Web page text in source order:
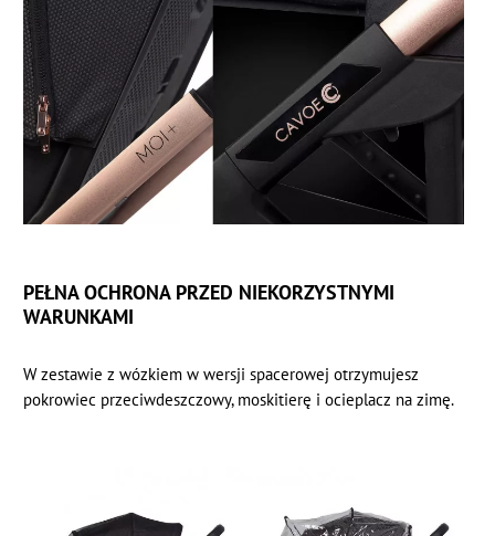
PEŁNA OCHRONA PRZED NIEKORZYSTNYMI
WARUNKAMI
W zestawie z wózkiem w wersji spacerowej otrzymujesz
pokrowiec przeciwdeszczowy, moskitierę i ocieplacz na zimę.